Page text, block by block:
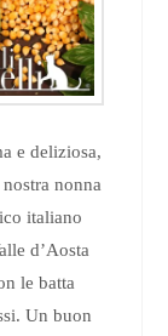
e deliziosa,
nonna
italiano
d’Aosta
le batta
Un buon